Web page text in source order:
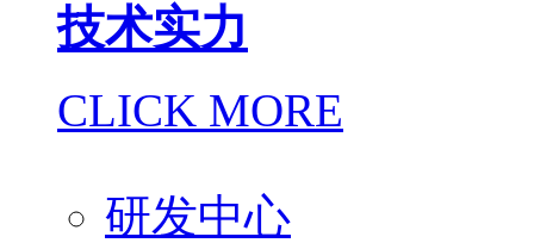
技术实力
CLICK MORE
研发中心